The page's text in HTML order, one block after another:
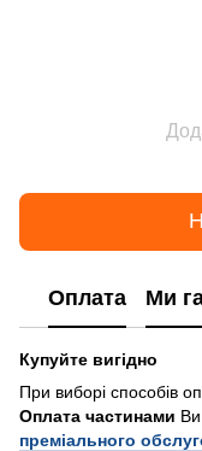
Оплата Ми
Купуйте вигідно
При виборі способів
Оплата частинами
преміального